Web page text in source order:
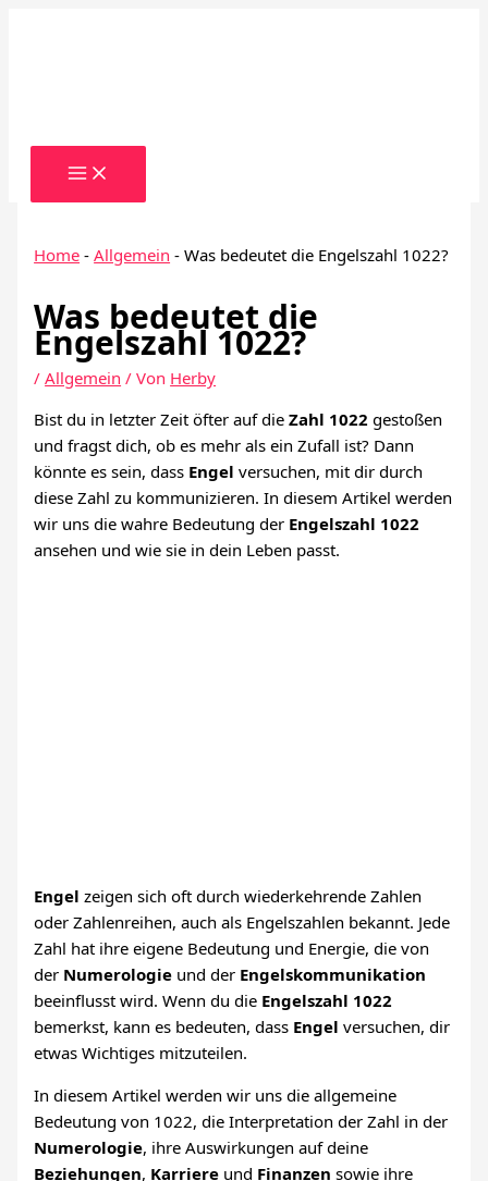
Home -Allgemein -Was bedeutet die Engelszahl 1022?
Was bedeutet die
Engelszahl 1022?
/Allgemein / Von Herby
Bist du in letzter Zeit öfter auf dieZahl 1022 gestoßen
und fragst dich, ob es mehr als ein Zufall ist? Dann
könnte es sein, dass Engel versuchen, mit dir durch
diese Zahl zu kommunizieren. In diesem Artikel werden
wir uns die wahre Bedeutung der Engelszahl 1022
ansehen und wie sie in dein Leben passt.
Engel zeigen sich oft durch wiederkehrende Zahlen
oder Zahlenreihen, auch als Engelszahlen bekannt. Jede
Zahl hat ihre eigene Bedeutung und Energie, die von
der Numerologie und der Engelskommunikation
beeinflusst wird. Wenn du die Engelszahl 1022
bemerkst, kann es bedeuten, dass Engel versuchen, dir
etwas Wichtiges mitzuteilen.
In diesem Artikel werden wir uns die allgemeine
Bedeutung von 1022, die Interpretation der Zahl in der
Numerologie, ihre Auswirkungen auf deine
Beziehungen, Karriere und Finanzen sowie ihre